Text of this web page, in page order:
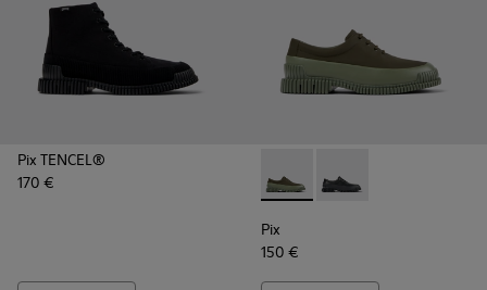
Pix TENCEL®
170 €
Pix - K100360-052 -
Pix - K100360-032 -
Pix
150 €